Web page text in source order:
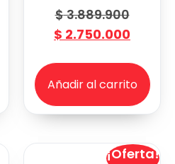
$3.889.900
$ 2.750.000
Añadir al carrito
¡Oferta!